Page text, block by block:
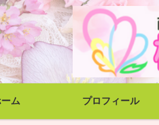
ム プロフィール